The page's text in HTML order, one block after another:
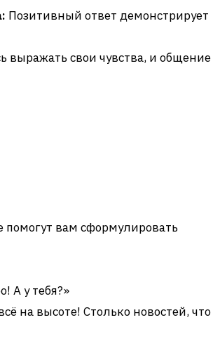
Позитивный ответ демонстрирует
выражать свои чувства, и общение
вам сформулировать
А у тебя?»
на высоте! Столько новостей, что